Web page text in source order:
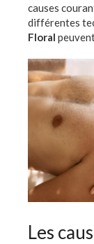
causes
différentes
Floral
Les